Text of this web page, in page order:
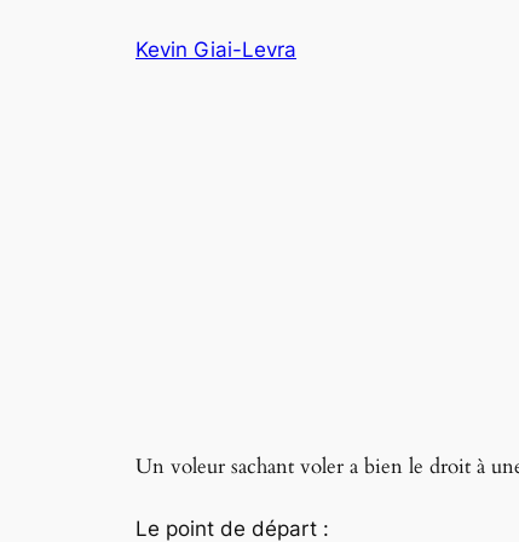
Kevin Giai-Levra
Un voleur sachant voler a bien le droit à
Le point de départ :